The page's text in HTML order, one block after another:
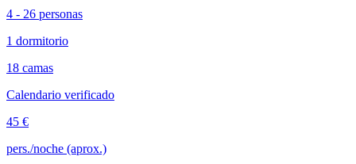
4 - 26 personas
1 dormitorio
18 camas
Calendario verificado
45 €
pers./noche (aprox.)